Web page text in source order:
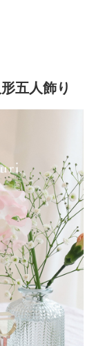
五人飾り